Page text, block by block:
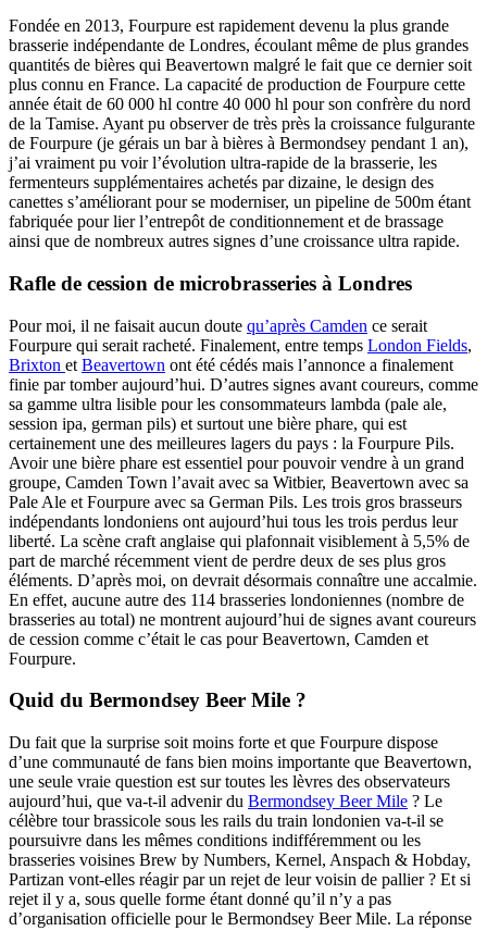
Fondée en 2013, Fourpure est rapidement devenu la plus grande
brasserie indépendante de Londres, écoulant même de plus grandes
quantités de bières qui Beavertown malgré le fait que ce dernier soit
plus connu en France. La capacité de production de Fourpure cette
année était de 60 000 hl contre 40 000 hl pour son confrère du nord
de la Tamise. Ayant pu observer de très près la croissance fulgurante
de Fourpure (je gérais un bar à bières à Bermondsey pendant 1 an),
j’ai vraiment pu voir l’évolution ultra-rapide de la brasserie, les
fermenteurs supplémentaires achetés par dizaine, le design des
canettes s’améliorant pour se moderniser, un pipeline de 500m étant
fabriquée pour lier l’entrepôt de conditionnement et de brassage
ainsi que de nombreux autres signes d’une croissance ultra rapide.
Rafle de cession de microbrasseries à Londres
Pour moi, il ne faisait aucun doute qu’après Camden ce serait
Fourpure qui serait racheté. Finalement, entre temps London Fields,
Brixton et Beavertown ont été cédés mais l’annonce a finalement
finie par tomber aujourd’hui. D’autres signes avant coureurs, comme
sa gamme ultra lisible pour les consommateurs lambda (pale ale,
session ipa, german pils) et surtout une bière phare, qui est
certainement une des meilleures lagers du pays : la Fourpure Pils.
Avoir une bière phare est essentiel pour pouvoir vendre à un grand
groupe, Camden Town l’avait avec sa Witbier, Beavertown avec sa
Pale Ale et Fourpure avec sa German Pils. Les trois gros brasseurs
indépendants londoniens ont aujourd’hui tous les trois perdus leur
liberté. La scène craft anglaise qui plafonnait visiblement à 5,5% de
part de marché récemment vient de perdre deux de ses plus gros
éléments. D’après moi, on devrait désormais connaître une accalmie.
En effet, aucune autre des 114 brasseries londoniennes (nombre de
brasseries au total) ne montrent aujourd’hui de signes avant coureurs
de cession comme c’était le cas pour Beavertown, Camden et
Fourpure.
Quid du Bermondsey Beer Mile ?
Du fait que la surprise soit moins forte et que Fourpure dispose
d’une communauté de fans bien moins importante que Beavertown,
une seule vraie question est sur toutes les lèvres des observateurs
aujourd’hui, que va-t-il advenir du Bermondsey Beer Mile ? Le
célèbre tour brassicole sous les rails du train londonien va-t-il se
poursuivre dans les mêmes conditions indifféremment ou les
brasseries voisines Brew by Numbers, Kernel, Anspach & Hobday,
Partizan vont-elles réagir par un rejet de leur voisin de pallier ? Et si
rejet il y a, sous quelle forme étant donné qu’il n’y a pas
d’organisation officielle pour le Bermondsey Beer Mile. La réponse